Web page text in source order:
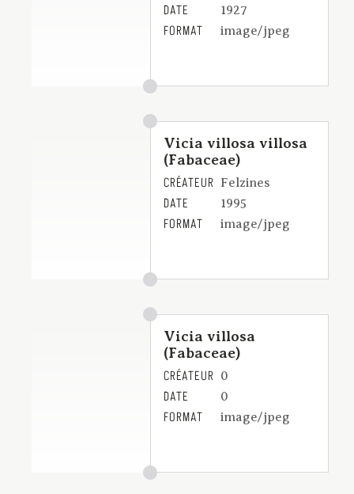
DATE 1927
FORMAT image/jpeg
Vicia villosa villosa
(Fabaceae)
CRÉATEUR Felzines
DATE 1995
FORMAT image/jpeg
Vicia villosa
(Fabaceae)
CRÉATEUR 0
DATE 0
FORMAT image/jpeg